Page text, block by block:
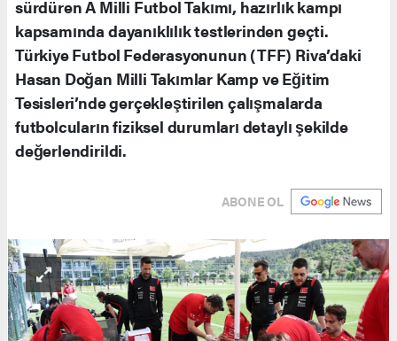
sürdüren A Milli Futbol Takımı, hazırlık kampı
kapsamında dayanıklılık testlerinden geçti.
Türkiye Futbol Federasyonunun (TFF) Riva’daki
Hasan Doğan Milli Takımlar Kamp ve Eğitim
Tesisleri’nde gerçekleştirilen çalışmalarda
futbolcuların fiziksel durumları detaylı şekilde
değerlendirildi.
ABONE OL